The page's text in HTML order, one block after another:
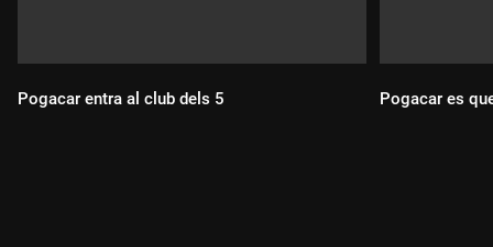
Pogacar entra al club dels 5 Pogacar es